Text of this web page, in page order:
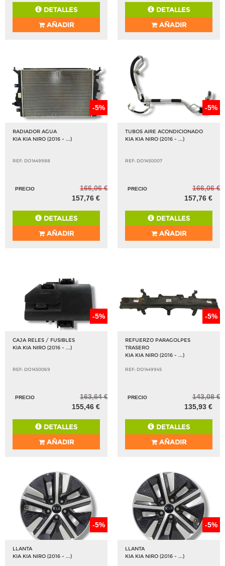
DETALLES
AÑADIR
DETALLES
AÑADIR
-5%
RADIADOR AGUA
KIA KIA NIRO (2016 - ...)
REF: DO1449988
PRECIO
166,06 €
157,76 €
DETALLES
AÑADIR
-5%
TUBOS AIRE ACONDICIONADO
KIA KIA NIRO (2016 - ...)
REF: DO1450007
PRECIO
166,06 €
157,76 €
DETALLES
AÑADIR
-5%
CAJA RELES / FUSIBLES
KIA KIA NIRO (2016 - ...)
REF: DO1450069
PRECIO
163,64 €
155,46 €
DETALLES
AÑADIR
-5%
REFUERZO PARAGOLPES
TRASERO
KIA KIA NIRO (2016 - ...)
REF: DO1449945
PRECIO
143,08 €
135,93 €
DETALLES
AÑADIR
-5%
LLANTA
KIA KIA NIRO (2016 - ...)
-5%
LLANTA
KIA KIA NIRO (2016 - ...)